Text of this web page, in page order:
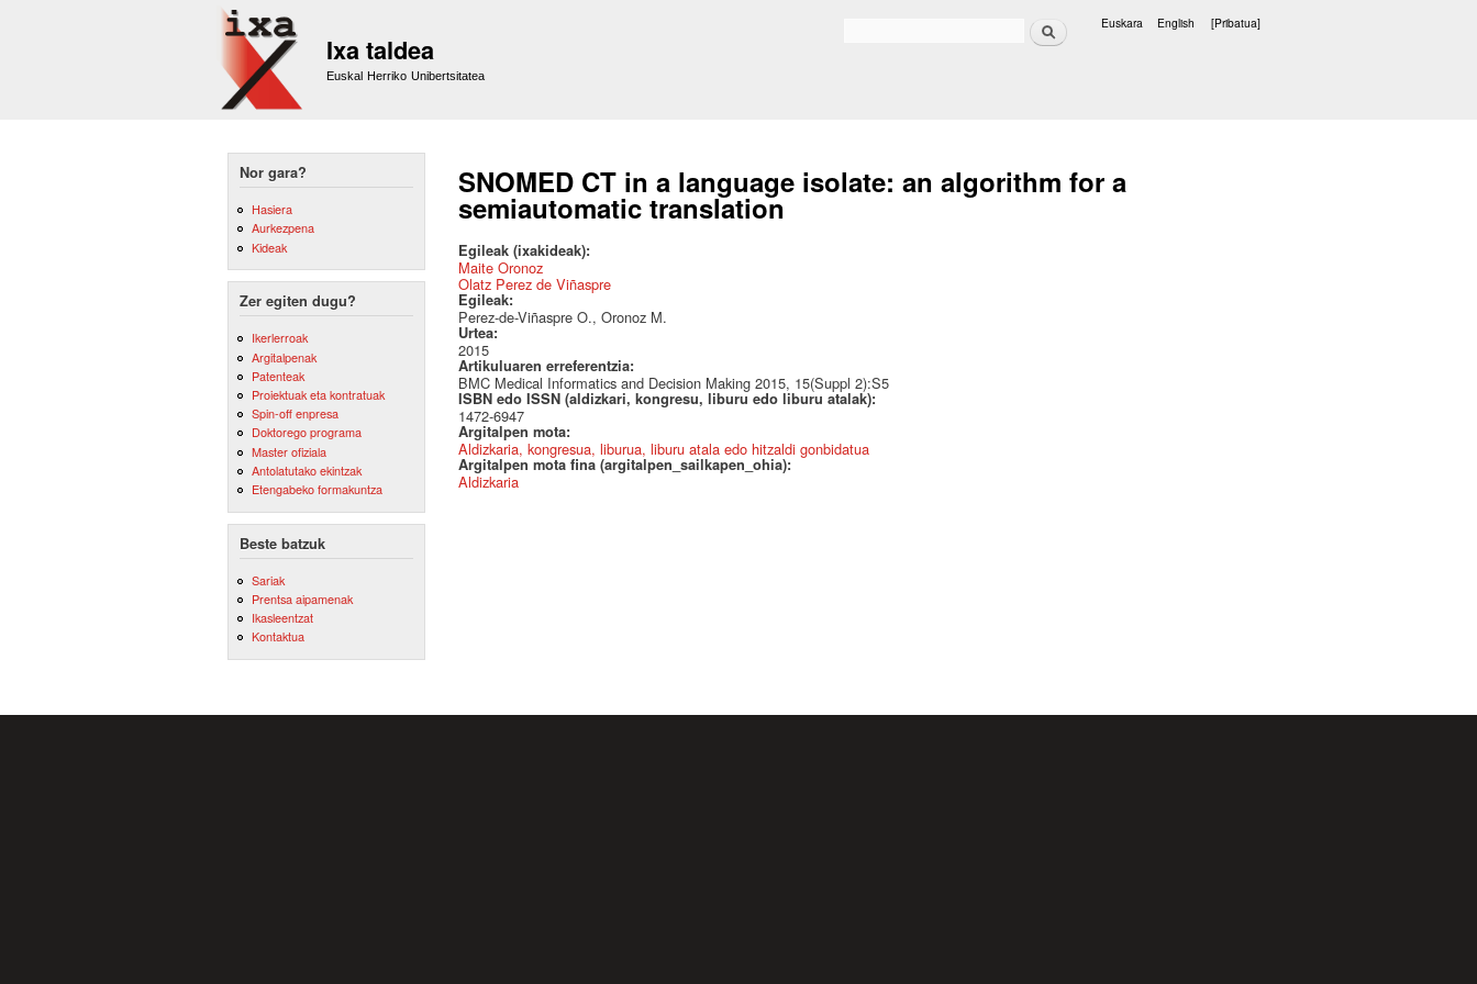
Ixa taldea
Euskal Herriko Unibertsitatea
Bilatu Euskara English [Pribatua]
Nor gara?
Hasiera
Aurkezpena
Kideak
Zer egiten dugu?
Ikerlerroak
Argitalpenak
Patenteak
Proiektuak eta kontratuak
Spin-off enpresa
Doktorego programa
Master ofiziala
Antolatutako ekintzak
Etengabeko formakuntza
Beste batzuk
Sariak
Prentsa aipamenak
Ikasleentzat
Kontaktua
SNOMED CT in a language isolate: an algorithm for a
semiautomatic translation
Egileak (ixakideak):
Maite Oronoz
Olatz Perez de Viñaspre
Egileak:
Perez-de-Viñaspre O., Oronoz M.
Urtea:
2015
Artikuluaren erreferentzia:
BMC Medical Informatics and Decision Making 2015, 15(Suppl 2):S5
ISBN edo ISSN (aldizkari, kongresu, liburu edo liburu atalak):
1472-6947
Argitalpen mota:
Aldizkaria, kongresua, liburua, liburu atala edo hitzaldi gonbidatua
Argitalpen mota fina (argitalpen_sailkapen_ohia):
Aldizkaria